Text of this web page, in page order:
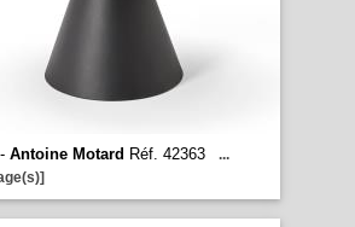
Antoine Motard Réf. 42363
...